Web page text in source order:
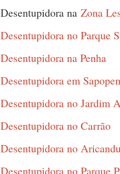
Desentupidora na Zona
Desentupidora no Parque
Desentupidora na Penha
Desentupidora em
Desentupidora no Jardim
Desentupidora no Carrão
Desentupidora no
Desentupidora no Parque